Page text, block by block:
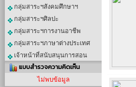
กลุ่มสาระฯสังคมศึกษาฯ
กลุ่มสาระฯศิลปะ
กลุ่มสาระฯการงานอาชีพ
กลุ่มสาระฯภาษาต่างประเทศ
เจ้าหน้าที่สนับสนุนการสอน
แบบสำรวจความคิดเห็น
ไม่พบข้อมูล